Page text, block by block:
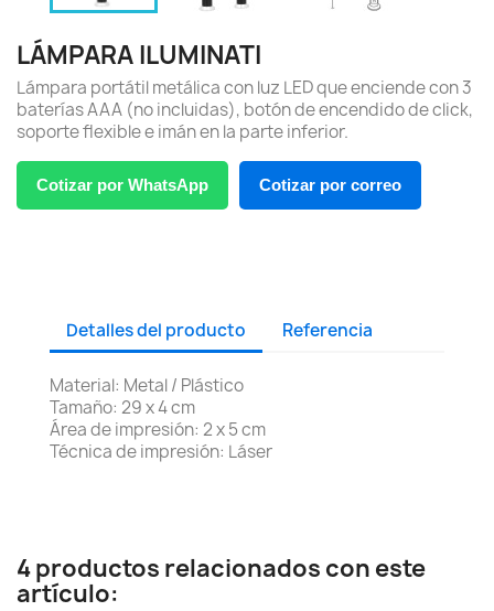
LÁMPARA ILUMINATI
Lámpara portátil metálica con luz LED que enciende con 3
baterías AAA (no incluidas), botón de encendido de click,
soporte flexible e imán en la parte inferior.
Cotizar por WhatsApp Cotizar por correo
Detalles del producto Referencia
Material: Metal / Plástico
Tamaño: 29 x 4 cm
Área de impresión: 2 x 5 cm
Técnica de impresión: Láser
4 productos relacionados con este
artículo: